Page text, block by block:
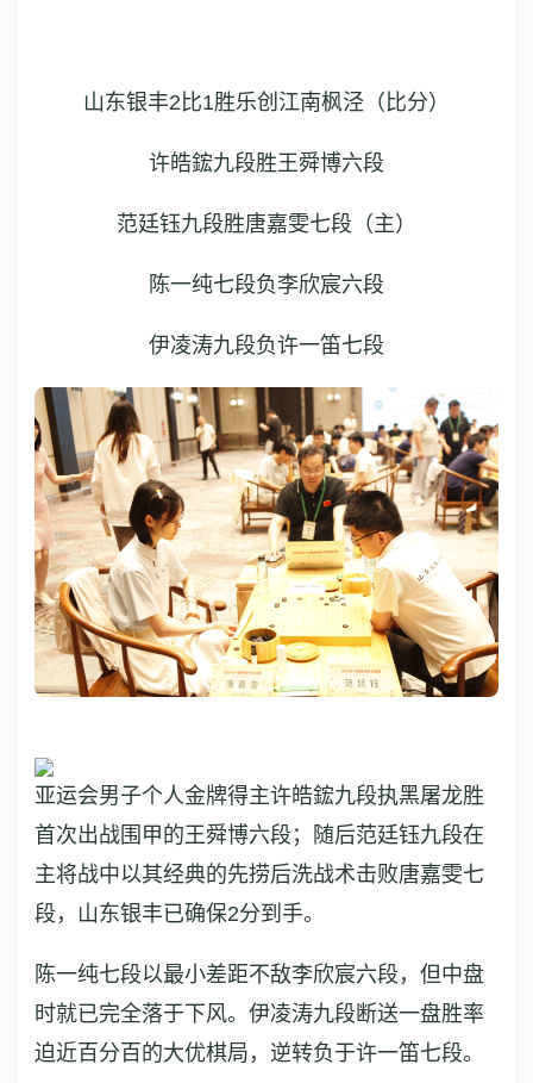
山东银丰2比1胜乐创江南枫泾 （比分）
许皓鋐九段胜王舜博六段
范廷钰九段胜唐嘉雯七段（主）
陈一纯七段负李欣宸六段
伊凌涛九段负许一笛七段
亚运会男子个人金牌得主许皓鋐九段执黑屠龙胜
首次出战围甲的王舜博六段；随后范廷钰九段在
主将战中以其经典的先捞后洗战术击败唐嘉雯七
段，山东银丰已确保2分到手。
陈一纯七段以最小差距不敌李欣宸六段，但中盘
时就已完全落于下风。伊凌涛九段断送一盘胜率
迫近百分百的大优棋局，逆转负于许一笛七段。